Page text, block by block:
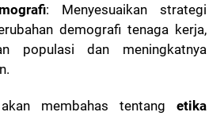
: Menyesuaikan strategi
demografi tenaga kerja,
populasi dan meningkatnya
membahas tentang etika